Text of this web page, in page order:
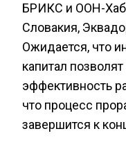
БРИКС и ООН-
Словакия,
Ожидается, что
капитал
эффективность
что процесс
завершится к